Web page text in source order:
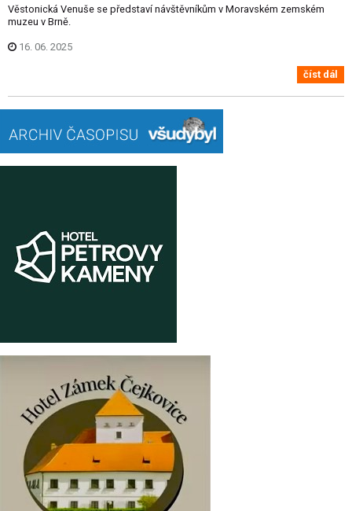
Věstonická Venuše se představí návštěvníkům v Moravském zemském
muzeu v Brně.
16. 06. 2025
číst dál